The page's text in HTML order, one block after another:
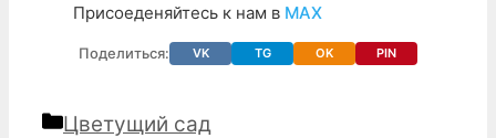
Присоеденяйтесь к нам в МАХ
Поделиться: VK TG OK PIN
Рубрики
Цветущий сад